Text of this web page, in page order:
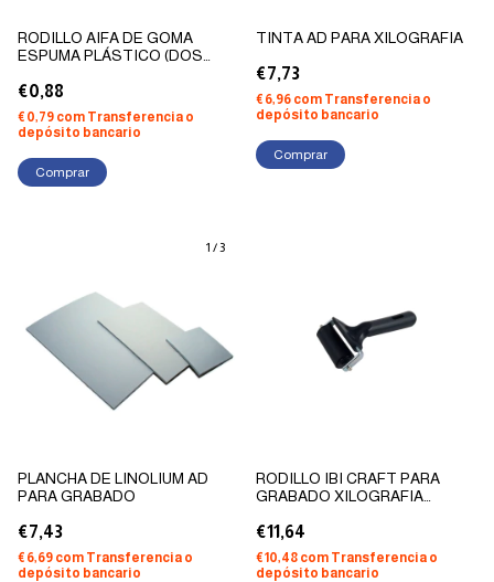
RODILLO AIFA DE GOMA
ESPUMA PLÁSTICO (DOS
€0,88
€0,79 com Transferencia o
depósito bancario
Comprar
TINTA AD PARA XILOGRAFIA
€7,73
€6,96 com Transferencia o
depósito bancario
Comprar
1 /3
PLANCHA DE LINOLIUM AD
PARA GRABADO
€7,43
€6,69 com Transferencia o
depósito bancario
RODILLO IBI CRAFT PARA
GRABADO XILOGRAFIA
€11,64
€10,48 com Transferencia o
depósito bancario